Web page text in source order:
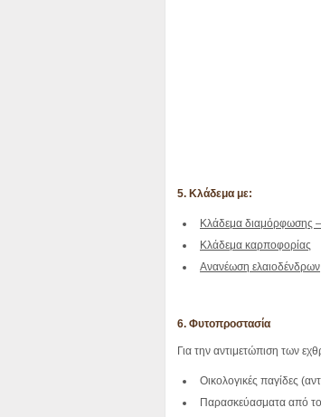
5. Κλάδεμα με:
Κλάδεμα διαμόρφωσης
Κλάδεμα καρποφορίας
Ανανέωση ελαιοδένδρων
6. Φυτοπροστασία
Για την αντιμετώπιση των
Οικολογικές παγίδες
Παρασκεύασματα από